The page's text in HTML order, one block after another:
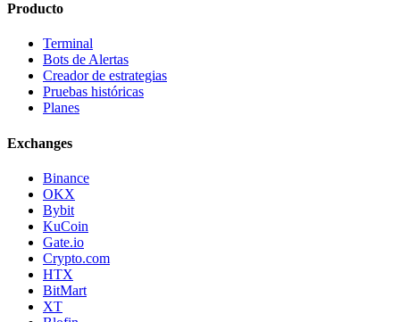
Producto
Terminal
Bots de Alertas
Creador de estrategias
Pruebas históricas
Planes
Exchanges
Binance
OKX
Bybit
KuCoin
Gate.io
Crypto.com
HTX
BitMart
XT